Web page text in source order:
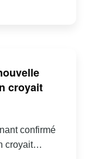
croyait
confirmé
croyait…